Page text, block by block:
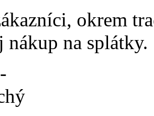
okrem
na splátky.